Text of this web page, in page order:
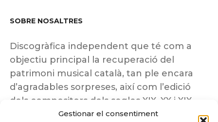
Gestionar el consentiment
SOBRE NOSALTRES
Discogràfica independent que té com a
objectiu principal la recuperació del
patrimoni musical català, tan ple encara
d’agradables sorpreses, així com l’edició
dels compositors dels segles XIX, XX i XIX
insuficientment coneguts.